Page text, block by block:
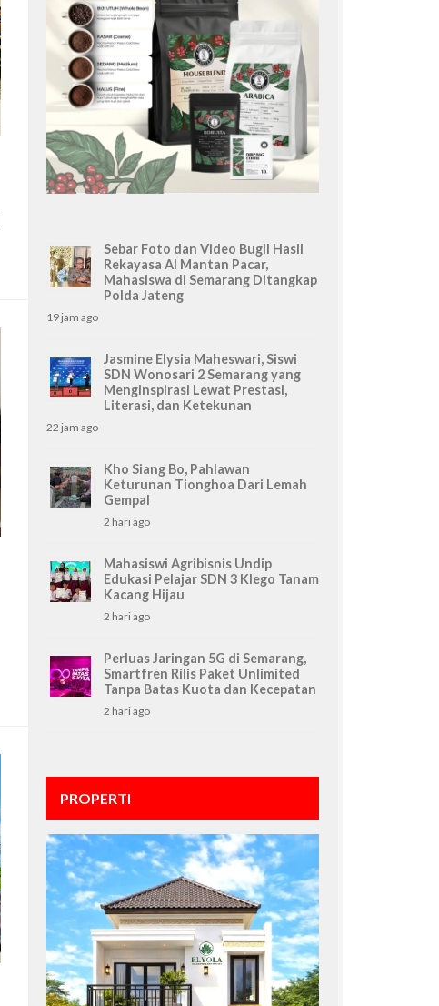
Sebar Foto dan Video Bugil Hasil
Rekayasa AI Mantan Pacar,
Mahasiswa di Semarang Ditangkap
Polda Jateng
19 jam ago
Jasmine Elysia Maheswari, Siswi
SDN Wonosari 2 Semarang yang
Menginspirasi Lewat Prestasi,
Literasi, dan Ketekunan
22 jam ago
Kho Siang Bo, Pahlawan
Keturunan Tionghoa Dari Lemah
Gempal
2 hari ago
Mahasiswi Agribisnis Undip
Edukasi Pelajar SDN 3 Klego Tanam
Kacang Hijau
2 hari ago
Perluas Jaringan 5G di Semarang,
Smartfren Rilis Paket Unlimited
Tanpa Batas Kuota dan Kecepatan
2 hari ago
PROPERTI